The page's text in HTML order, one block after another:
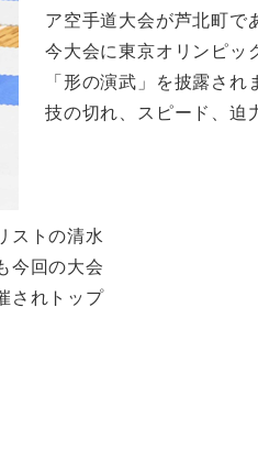
ア空手道大会が芦北町で
今大会に東京オリンピッ
「形の演武」を披露され
技の切れ、スピード、迫
ストの清水
今回の大会
されトップ